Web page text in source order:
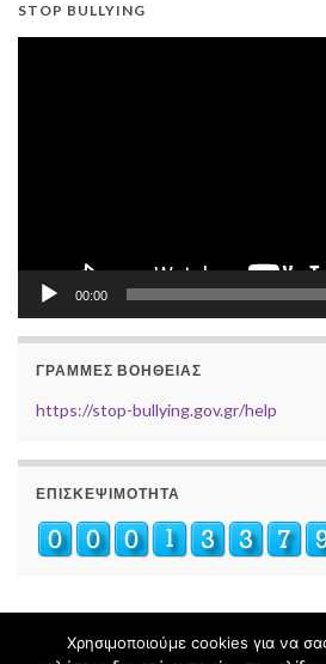
STOP BULLYING
00:00
ΓΡΑΜΜΈΣ ΒΟΉΘΕΙΑΣ
https://stop-bullying.gov.gr/help
ΕΠΙΣΚΕΨΙΜΌΤΗΤΑ
Χρησιμοποιούμε cookies για να